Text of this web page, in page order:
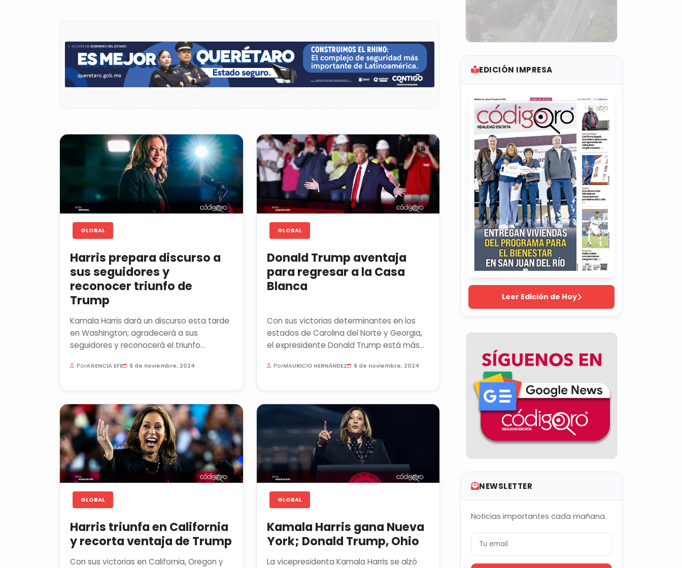
GLOBAL
Harris prepara discurso a
sus seguidores y
reconocer triunfo de
Trump
Kamala Harris dará un discurso esta tarde
en Washington; agradecerá a sus
seguidores y reconocerá el triunfo
PorAGENCIA EFE 6 de noviembre, 2024
GLOBAL
Donald Trump aventaja
para regresar a la Casa
Blanca
Con sus victorias determinantes en los
estados de Carolina del Norte y Georgia,
el expresidente Donald Trump está más
PorMAURICIO HERNÁNDEZ 6 de noviembre, 2024
GLOBAL
Harris triunfa en California
y recorta ventaja de Trump
Con sus victorias en California, Oregon y
GLOBAL
Kamala Harris gana Nueva
York; Donald Trump, Ohio
La vicepresidenta Kamala Harris se alzó
EDICIÓN IMPRESA
Leer Edición de Hoy
NEWSLETTER
Noticias importantes cada mañana.